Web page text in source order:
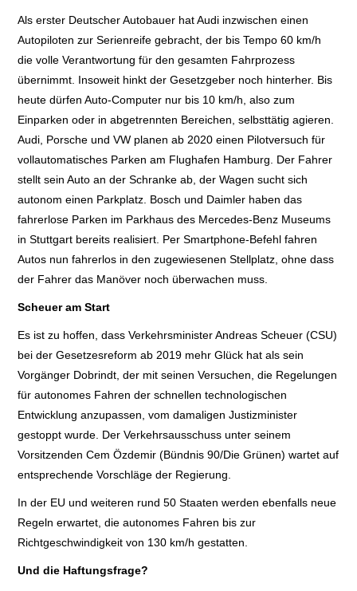
Als erster Deutscher Autobauer hat Audi inzwischen einen
Autopiloten zur Serienreife gebracht, der bis Tempo 60 km/h
die volle Verantwortung für den gesamten Fahrprozess
übernimmt. Insoweit hinkt der Gesetzgeber noch hinterher. Bis
heute dürfen Auto-Computer nur bis 10 km/h, also zum
Einparken oder in abgetrennten Bereichen, selbsttätig agieren.
Audi, Porsche und VW planen ab 2020 einen Pilotversuch für
vollautomatisches Parken am Flughafen Hamburg. Der Fahrer
stellt sein Auto an der Schranke ab, der Wagen sucht sich
autonom einen Parkplatz. Bosch und Daimler haben das
fahrerlose Parken im Parkhaus des Mercedes-Benz Museums
in Stuttgart bereits realisiert. Per Smartphone-Befehl fahren
Autos nun fahrerlos in den zugewiesenen Stellplatz, ohne dass
der Fahrer das Manöver noch überwachen muss.
Scheuer am Start
Es ist zu hoffen, dass Verkehrsminister Andreas Scheuer (CSU)
bei der Gesetzesreform ab 2019 mehr Glück hat als sein
Vorgänger Dobrindt, der mit seinen Versuchen, die Regelungen
für autonomes Fahren der schnellen technologischen
Entwicklung anzupassen, vom damaligen Justizminister
gestoppt wurde. Der Verkehrsausschuss unter seinem
Vorsitzenden Cem Özdemir (Bündnis 90/Die Grünen) wartet auf
entsprechende Vorschläge der Regierung.
In der EU und weiteren rund 50 Staaten werden ebenfalls neue
Regeln erwartet, die autonomes Fahren bis zur
Richtgeschwindigkeit von 130 km/h gestatten.
Und die Haftungsfrage?